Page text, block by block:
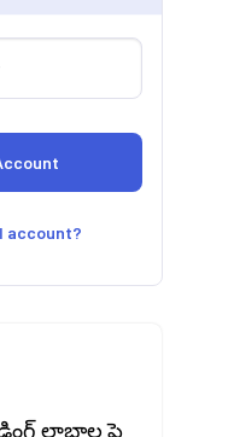
account?
లాభాల పై